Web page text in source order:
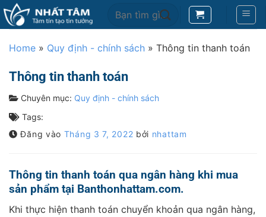
Bỏ
qua
dung
Search
Home » Quy định - chính sách » Thông tin thanh toán
Thông tin thanh toán
Chuyên mục: Quy định - chính sách
Tags:
Đăng vào Tháng 3 7, 2022 bởi nhattam
Thông tin thanh toán qua ngân hàng khi mua
sản phẩm tại Banthonhattam.com.
Khi thực hiện thanh toán chuyển khoản qua ngân hàng,